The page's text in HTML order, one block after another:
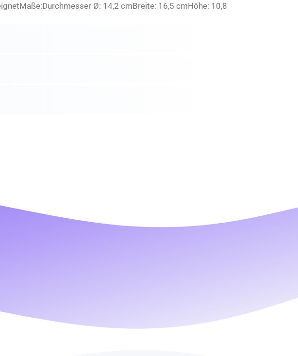
Ø: 14,2 cmBreite: 16,5 cmHöhe: 10,8